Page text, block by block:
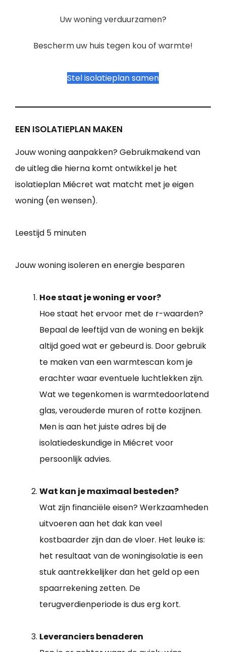
Uw woning verduurzamen?
Bescherm uw huis tegen kou of warmte!
Stel isolatieplan samen
EEN ISOLATIEPLAN MAKEN
Jouw woning aanpakken? Gebruikmakend van
de uitleg die hierna komt ontwikkel je het
isolatieplan Miécret wat matcht met je eigen
woning (en wensen).
Leestijd 5 minuten
Jouw woning isoleren en energie besparen
Hoe staat je woning er voor?
Hoe staat het ervoor met de r-waarden?
Bepaal de leeftijd van de woning en bekijk
altijd goed wat er gebeurd is. Door gebruik
te maken van een warmtescan kom je
erachter waar eventuele luchtlekken zijn.
Wat we tegenkomen is warmtedoorlatend
glas, verouderde muren of rotte kozijnen.
Men is aan het juiste adres bij de
isolatiedeskundige in Miécret voor
persoonlijk advies.
Wat kan je maximaal besteden?
Wat zijn financiële eisen? Werkzaamheden
uitvoeren aan het dak kan veel
kostbaarder zijn dan de vloer. Het leuke is:
het resultaat van de woningisolatie is een
stuk aantrekkelijker dan het geld op een
spaarrekening zetten. De
terugverdienperiode is dus erg kort.
Leveranciers benaderen